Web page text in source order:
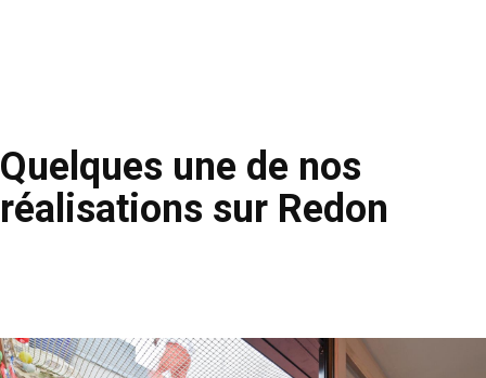
Quelques une de nos
réalisations sur Redon